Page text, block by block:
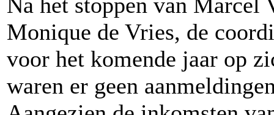
Monique de Vries, de
voor het komende jaar op
waren er geen